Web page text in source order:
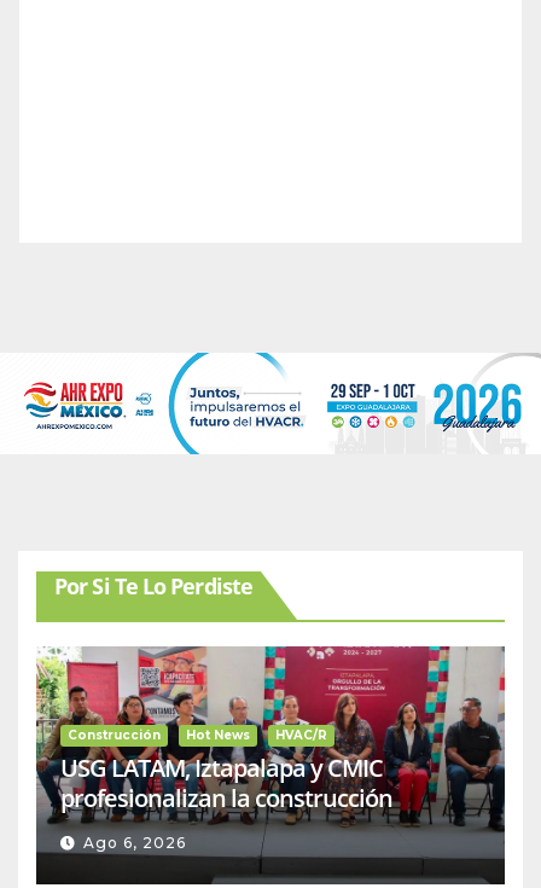
Por Si Te Lo Perdiste
Construcción Hot News HVAC/R
USG LATAM, Iztapalapa y CMIC
profesionalizan la construcción
Ago 6, 2026